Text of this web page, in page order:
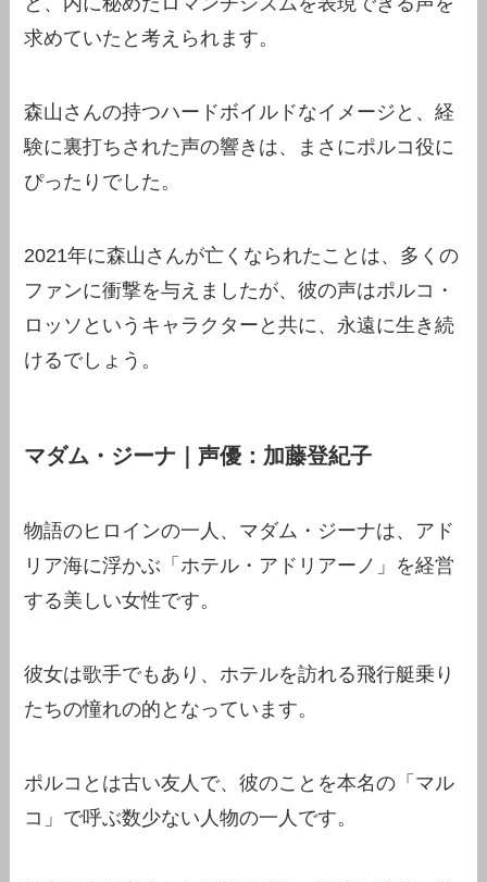
求めていたと考えられます。
森山さんの持つハードボイルドなイメージと、経
験に裏打ちされた声の響きは、まさにポルコ役に
ぴったりでした。
2021年に森山さんが亡くなられたことは、多くの
ファンに衝撃を与えましたが、彼の声はポルコ・
ロッソというキャラクターと共に、永遠に生き続
けるでしょう。
マダム・ジーナ｜声優：加藤登紀子
物語のヒロインの一人、マダム・ジーナは、アド
リア海に浮かぶ「ホテル・アドリアーノ」を経営
する美しい女性です。
彼女は歌手でもあり、ホテルを訪れる飛行艇乗り
たちの憧れの的となっています。
ポルコとは古い友人で、彼のことを本名の「マル
コ」で呼ぶ数少ない人物の一人です。